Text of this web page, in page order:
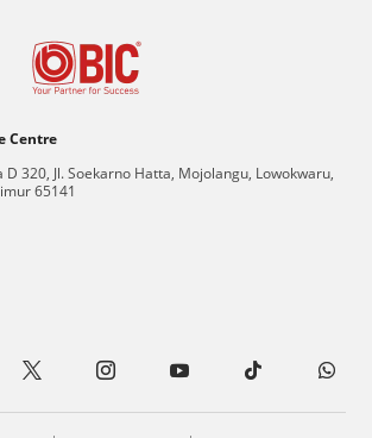
Centre
320, Jl. Soekarno Hatta, Mojolangu, Lowokwaru,
65141